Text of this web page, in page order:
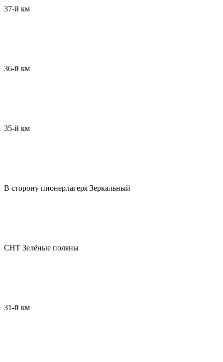
37-й км
36-й км
35-й км
В сторону пионерлагеря Зеркальный
СНТ Зелёные поляны
31-й км